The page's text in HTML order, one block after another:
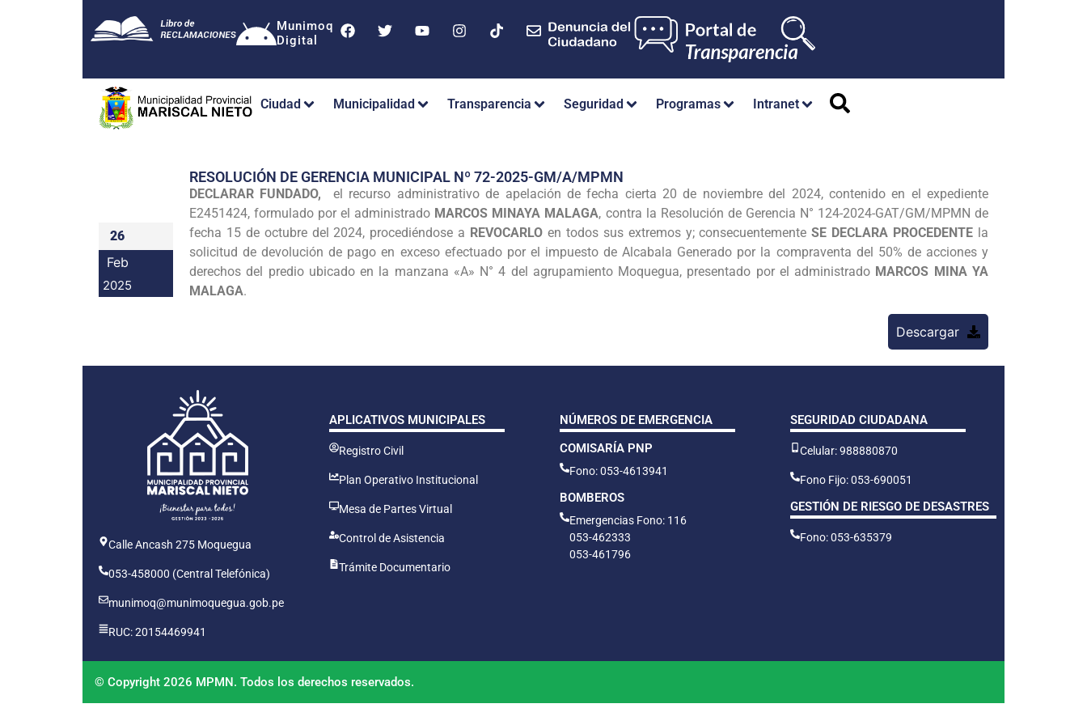
Munimoq
Digital
Ciudad Municipalidad Transparencia Seguridad Programas Intranet
26
Feb
2025
RESOLUCIÓN DE GERENCIA MUNICIPAL Nº 72-2025-GM/A/MPMN
DECLARAR FUNDADO, el recurso administrativo de apelación de fecha cierta 20 de noviembre del 2024, contenido en el expediente
E2451424, formulado por el administrado MARCOS MINAYA MALAGA, contra la Resolución de Gerencia N° 124-2024-GAT/GM/MPMN de
fecha 15 de octubre del 2024, procediéndose a REVOCARLO en todos sus extremos y; consecuentementeSE DECLARA PROCEDENTE la
solicitud de devolución de pago en exceso efectuado por el impuesto de Alcabala Generado por la compraventa del 50% de acciones y
derechos del predio ubicado en la manzana «A» N° 4 del agrupamiento Moquegua, presentado por el administrado MARCOS MINA YA
MALAGA.
Descargar
Calle Ancash 275 Moquegua
053-458000 (Central Telefónica)
munimoq@munimoquegua.gob.pe
RUC: 20154469941
APLICATIVOS MUNICIPALES
Registro Civil
Plan Operativo Institucional
Mesa de Partes Virtual
Control de Asistencia
Trámite Documentario
NÚMEROS DE EMERGENCIA
COMISARÍA PNP
Fono: 053-4613941
BOMBEROS
Emergencias Fono: 116
053-462333
053-461796
SEGURIDAD CIUDADANA
Celular: 988880870
Fono Fijo: 053-690051
GESTIÓN DE RIESGO DE DESASTRES
Fono: 053-635379
© Copyright 2026 MPMN. Todos los derechos reservados.